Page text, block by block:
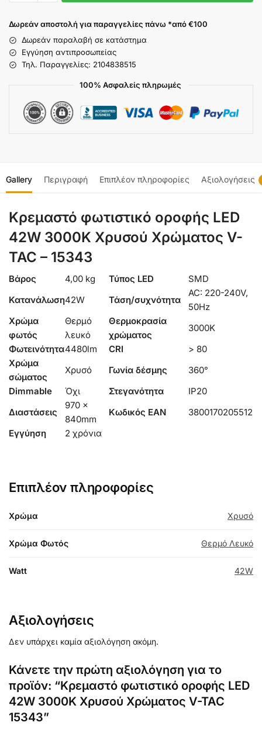
Δωρεάν αποστολή για παραγγελίες πάνω *από €100
Δωρεάν παραλαβή σε κατάστημα
Εγγύηση αντιπροσωπείας
Τηλ. Παραγγελίες: 2104838515
100% Ασφαλείς πληρωμές
Gallery Περιγραφή Επιπλέον πληροφορίες Αξιολογήσεις
Κρεμαστό φωτιστικό οροφής LED
42W 3000K Xρυσού Χρώματος V-
TAC – 15343
Βάρος 4,00 kg Τύπος LED
SMD
Κατανάλωση42W Τάση/συχνότητα
AC: 220-240V,
50Hz
Χρώμα
φωτός
Θερμό
λευκό
Θερμοκρασία
χρώματος
3000K
Φωτεινότητα4480lm CRI
> 80
Χρώμα
σώματος
Χρυσό Γωνία δέσμης
360°
Dimmable
Όχι Στεγανότητα
IP20
Διαστάσεις
970 x
840mm
Κωδικός EAN
3800170205512
Εγγύηση
2 χρόνια
Επιπλέον πληροφορίες
Χρώμα Χρυσό
Χρώμα Φωτός Θερμό Λευκό
Watt 42W
Αξιολογήσεις
Δεν υπάρχει καμία αξιολόγηση ακόμη.
Κάνετε την πρώτη αξιολόγηση για το
προϊόν: “Κρεμαστό φωτιστικό οροφής LED
42W 3000K Xρυσού Χρώματος V-TAC
15343”